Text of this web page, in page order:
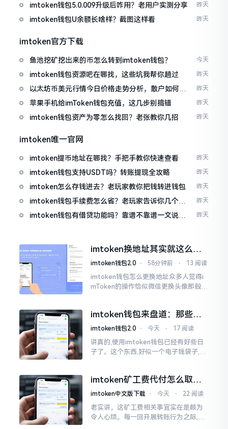
imtoken钱包5.0.009升级后咋用？老用户实测分享 昨天
imtoken钱包U余额长啥样？截图这样看 昨天
imtoken官方下载
鱼池挖矿挖出来的币怎么转到imtoken钱包？ 今天
imtoken钱包资源吧在哪找，这些坑我帮你趟过 昨天
以太坊币美元行情今日价格走势分析，散户如何避
免追涨杀跌被套牢
昨天
苹果手机给imToken钱包充值，这几步别搞错 昨天
imtoken钱包资产为零怎么找回？老张教你几招 昨天
imtoken唯一官网
imtoken提币地址在哪找？手把手教你快速查看 昨天
imtoken钱包支持USDT吗？转账提现全攻略 昨天
imtoken怎么存钱进去？老玩家教你把钱转进钱包 昨天
imtoken钱包手续费怎么省？老玩家告诉你几个实
在招
昨天
imtoken钱包有借贷功能吗？靠谱不靠谱一文说清
昨天
imtoken换地址其实就这么回
事
imtoken钱包2.0 ⋅ 58分钟前 ⋅ 13 阅读
imtoken钱包怎么更换地址众多人觉得i
mToken的操作恰似微信更换头像那般简
据助记词来生成的,通俗讲
imtoken钱包来盘道：那些踩
过的坑和保命招
imtoken钱包2.0 ⋅ 今天 ⋅ 17 阅读
讲真的,使用imtoken钱包已经有好些日
子了。这个东西,好似一个电子钱袋子,里
却提心吊胆、神经紧绷。
imtoken矿工费代付怎么取
消？老手教你几招
imtoken中文版下载 ⋅ 今天 ⋅ 22 阅读
老实讲，这矿工费相关事宜实在是颇为
令人心烦。每一回开展转账行为之际,就